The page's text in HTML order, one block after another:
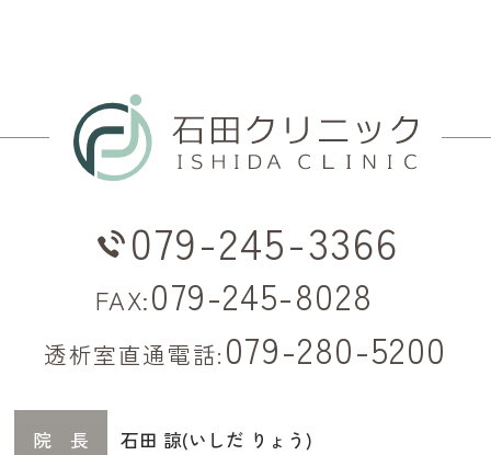
079-245-3366
FAX:079-245-8028
透析室直通電話: 079-280-5200
院 長 石田 諒(いしだ りょう)